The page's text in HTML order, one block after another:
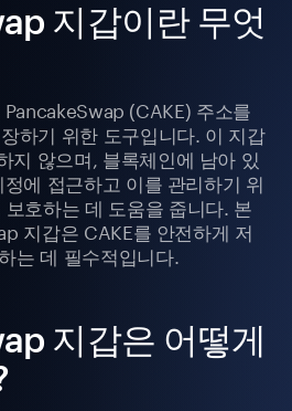
지갑이란 무엇
(CAKE) 주소를
하기 위한 도구입니다. 이 지갑
지 않으며, 블록체인에 남아 있
에 접근하고 이를 관리하기 위
호하는 데 도움을 줍니다. 본
지갑은 CAKE를 안전하게 저
는 데 필수적입니다.
지갑은 어떻게